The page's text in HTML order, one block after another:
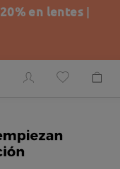
en lentes |